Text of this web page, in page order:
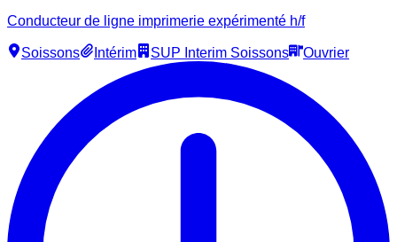
Conducteur de ligne imprimerie expérimenté h/f
Soissons Intérim SUP Interim Soissons Ouvrier